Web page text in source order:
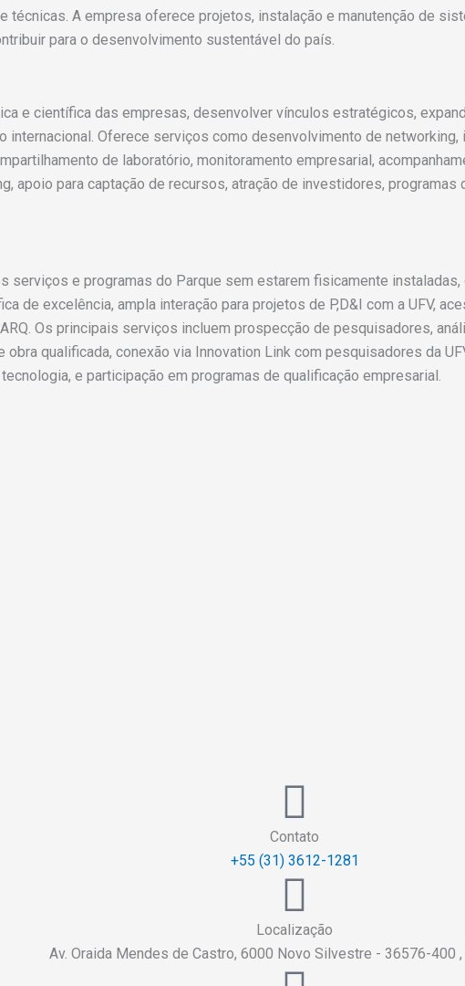
A empresa oferece projetos, instalação e manutenção de
para o desenvolvimento sustentável do país.
e científica das empresas, desenvolver vínculos estratégicos,
internacional. Oferece serviços como desenvolvimento de networking,
de laboratório, monitoramento empresarial,
apoio para captação de recursos, atração de investidores, programas
serviços e programas do Parque sem estarem fisicamente
de excelência, ampla interação para projetos de P,D&I com a UFV,
Os principais serviços incluem prospecção de pesquisadores,
qualificada, conexão via Innovation Link com pesquisadores da
e participação em programas de qualificação empresarial.
Contato
+55 (31) 3612-1281
Localização
Av. Oraida Mendes de Castro, 6000 Novo Silvestre - 36576-400